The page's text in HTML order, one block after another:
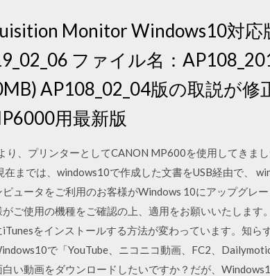
Monitor Windows10対応
ファイル名：
AP108_02_04版の取説が
用最新版
り、プリンターとしてCANON MP600を使用してきま
在までは、windows10で作成した文書をUSB経由で、
ュータをご利用のお客様がWindows 10にアップグレ
ご使用の機種をご確認の上、適用をお願いいたしま
をインストールする方法が変わっています。知ら
で「YouTube、ニコニコ動画、FC2、
い動画をダウンロードしたいですか？だが、